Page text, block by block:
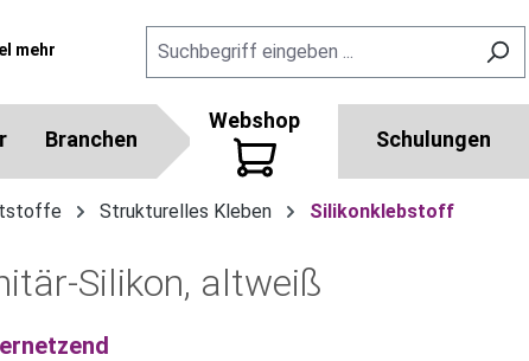
mehr
Branchen
Webshop
Schulungen
Strukturelles Kleben Silikonklebstoff
Silikon, altweiß